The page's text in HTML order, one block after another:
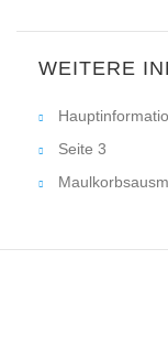
WEITERE
Seite 3